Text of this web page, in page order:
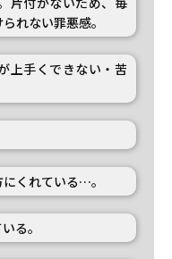
れない罪悪感。
上手くできない・苦
くれている…。
る。